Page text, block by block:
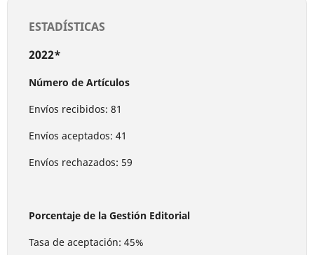
ESTADÍSTICAS
2022*
Número de Artículos
Envíos recibidos: 81
Envíos aceptados: 41
Envíos rechazados: 59
Porcentaje de la Gestión Editorial
Tasa de aceptación: 45%